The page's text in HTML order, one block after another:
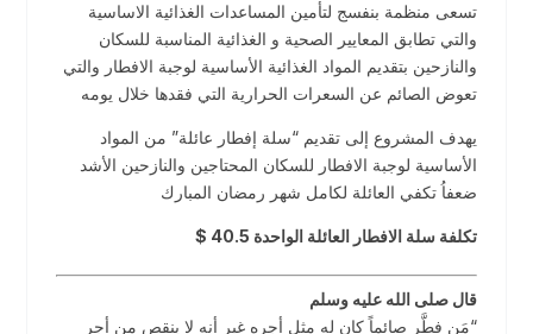
تسعى منظمة بنفسج لتأمين المساعدات الغذائية الاساسية
والتي تطابق المعايير الصحية و الغذائية المناسبة للسكان
والنازحين بتقديم المواد الغذائية الأساسية لوجبة الافطار والتي
تعوض الصائم عن السعرات الحرارية التي فقدها خلال يومه
يهدف المشروع إلى تقديم “سلة إفطار عائلة” من المواد
الأساسية لوجبة الافطار للسكان المحتاجين والنازحين الأشد
ضعفاُ تكفي العائلة لكامل شهر رمضان المبارك
تكلفة سلة الافطار العائلة الواحدة 40.5 $
قال صلى الله عليه وسلم
“مَن فطَّر صائماً كان له مثل أجره غير أنه لا ينقص من أجر